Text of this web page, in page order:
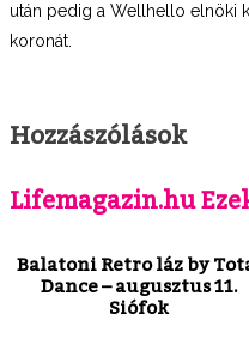
után pedig a Wellhello elnöki
koronát.
Hozzászólások
Lifemagazin.hu
Balatoni Retro láz by
Dance – augusztus 11.
Siófok